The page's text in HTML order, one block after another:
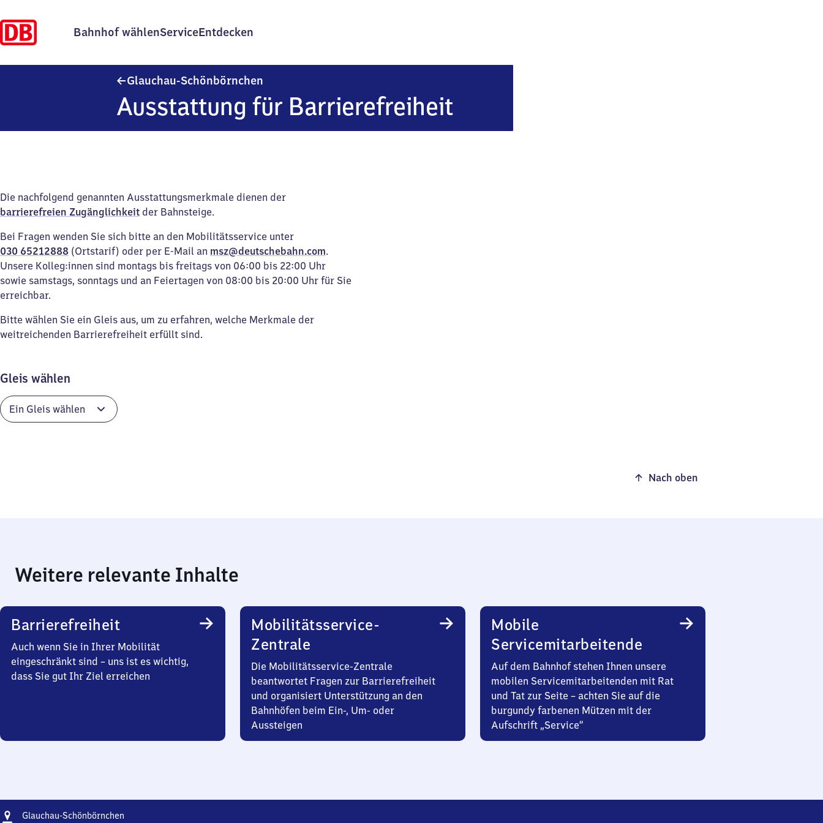
Bahnhof wählenServiceEntdecken
Glauchau-Schönbörnchen
Ausstattung für Barrierefreiheit
Die nachfolgend genannten Ausstattungsmerkmale dienen der
barrierefreien Zugänglichkeit der Bahnsteige.
Bei Fragen wenden Sie sich bitte an den Mobilitätsservice unter
030 65212888 (Ortstarif) oder per E-Mail an msz@deutschebahn.com.
Unsere Kolleg:innen sind montags bis freitags von 06:00 bis 22:00 Uhr
sowie samstags, sonntags und an Feiertagen von 08:00 bis 20:00 Uhr für Sie
erreichbar.
Bitte wählen Sie ein Gleis aus, um zu erfahren, welche Merkmale der
weitreichenden Barrierefreiheit erfüllt sind.
Gleis wählen
Nach oben
Weitere relevante Inhalte
Barrierefreiheit
Auch wenn Sie in Ihrer Mobilität
eingeschränkt sind – uns ist es wichtig,
dass Sie gut Ihr Ziel erreichen
Mobilitätsservice-
Zentrale
Die Mobilitätsservice-Zentrale
beantwortet Fragen zur Barrierefreiheit
und organisiert Unterstützung an den
Bahnhöfen beim Ein-, Um- oder
Aussteigen
Mobile
Servicemitarbeitende
Auf dem Bahnhof stehen Ihnen unsere
mobilen Servicemitarbeitenden mit Rat
und Tat zur Seite – achten Sie auf die
burgundy farbenen Mützen mit der
Aufschrift „Service“
Adresse
Glauchau-Schönbörnchen